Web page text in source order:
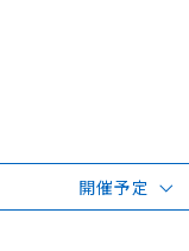
開催予定